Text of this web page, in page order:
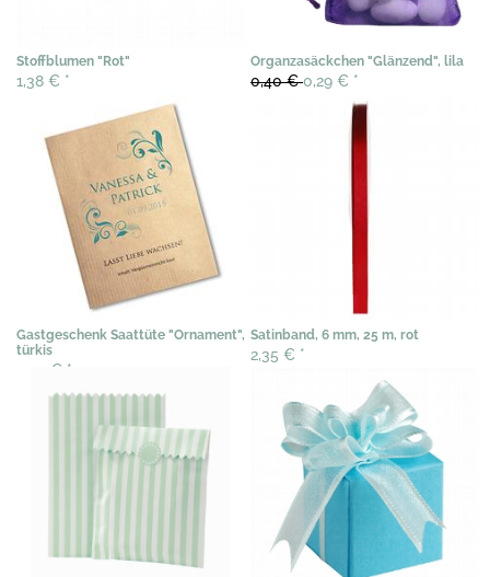
Stoffblumen "Rot"
1,38 € *
Organzasäckchen "Glänzend", lila
0,40 €0,29 € *
Gastgeschenk Saattüte "Ornament",
türkis
3,07 € *
Satinband, 6 mm, 25 m, rot
2,35 € *